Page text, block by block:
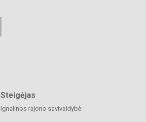
Steigėjas
Ignalinos rajono savivaldybė